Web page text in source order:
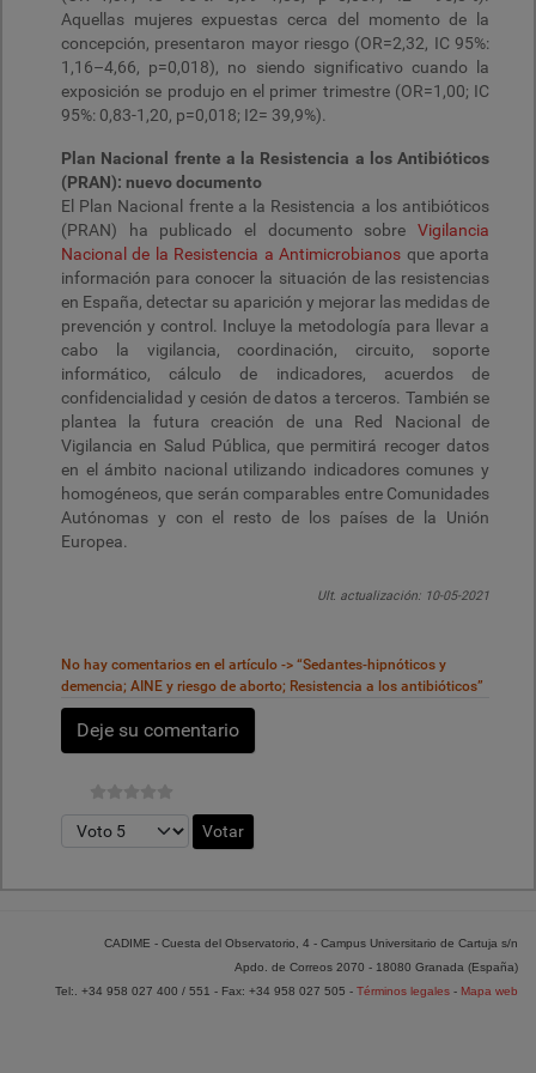
Aquellas mujeres expuestas cerca del momento de la
concepción, presentaron mayor riesgo (OR=2,32, IC 95%:
1,16–4,66, p=0,018), no siendo significativo cuando la
exposición se produjo en el primer trimestre (OR=1,00; IC
95%: 0,83-1,20, p=0,018; I2= 39,9%).
Plan Nacional frente a la Resistencia a los Antibióticos
(PRAN): nuevo documento
El Plan Nacional frente a la Resistencia a los antibióticos
(PRAN) ha publicado el documento sobre Vigilancia
Nacional de la Resistencia a Antimicrobianos que aporta
información para conocer la situación de las resistencias
en España, detectar su aparición y mejorar las medidas de
prevención y control. Incluye la metodología para llevar a
cabo la vigilancia, coordinación, circuito, soporte
informático, cálculo de indicadores, acuerdos de
confidencialidad y cesión de datos a terceros. También se
plantea la futura creación de una Red Nacional de
Vigilancia en Salud Pública, que permitirá recoger datos
en el ámbito nacional utilizando indicadores comunes y
homogéneos, que serán comparables entre Comunidades
Autónomas y con el resto de los países de la Unión
Europea.
Ult. actualización: 10-05-2021
No hay comentarios en el artículo -> “Sedantes-hipnóticos y
demencia; AINE y riesgo de aborto; Resistencia a los antibióticos”
Deje su comentario
Por favor, vote
CADIME - Cuesta del Observatorio, 4 - Campus Universitario de Cartuja s/n
Apdo. de Correos 2070 - 18080 Granada (España)
Tel:. +34 958 027 400 / 551 - Fax: +34 958 027 505 - Términos legales - Mapa web